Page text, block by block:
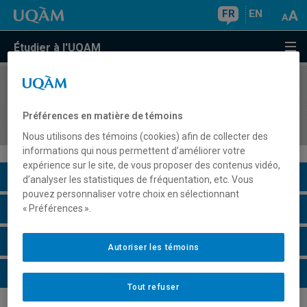
FR EN
Étudier à l'UQAM
COURS//
États-Unis–Mexique (ACEUM)
Description du cours
Horaire - Été 2026
Horaire - Automne 2026
Horaire - Hiver 2027
Préférences en matière de témoins
Nous utilisons des témoins (cookies) afin de collecter des
informations qui nous permettent d’améliorer votre
expérience sur le site, de vous proposer des contenus vidéo,
d’analyser les statistiques de fréquentation, etc. Vous
pouvez personnaliser votre choix en sélectionnant
« Préférences ».
Tout refuser
Autoriser les témoins